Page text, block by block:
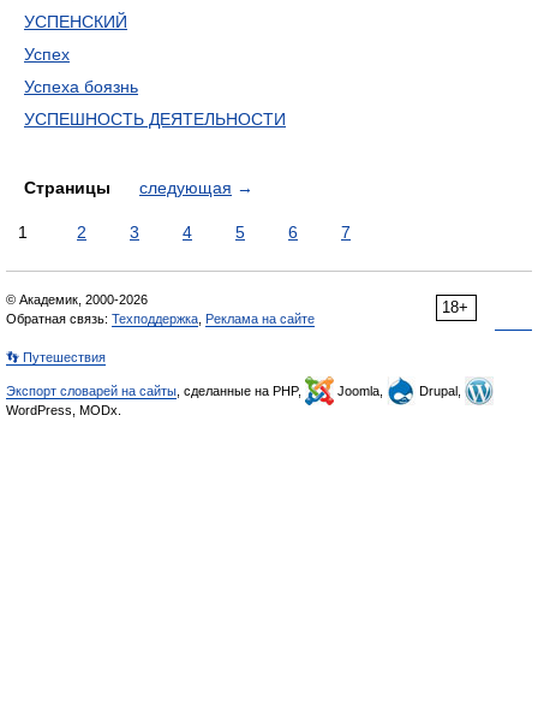
УСПЕНСКИЙ
Успех
Успеха боязнь
УСПЕШНОСТЬ ДЕЯТЕЛЬНОСТИ
Страницы следующая →
1 2 3 4 5 6 7
18+
© Академик, 2000-2026
Обратная связь: Техподдержка Реклама на сайте
👣 Путешествия
Экспорт словарей на сайты , сделанные на PHP, Joomla,
Drupal,
WordPress, MODx.